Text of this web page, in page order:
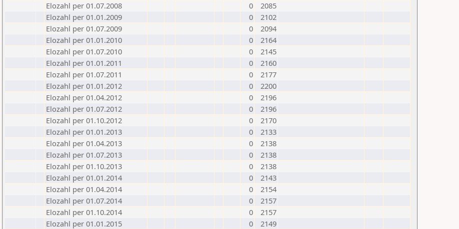
Elozahl per 01.07.2008
0
2085
Elozahl per 01.01.2009
0
2102
Elozahl per 01.07.2009
0
2094
Elozahl per 01.01.2010
0
2164
Elozahl per 01.07.2010
0
2145
Elozahl per 01.01.2011
0
2160
Elozahl per 01.07.2011
0
2177
Elozahl per 01.01.2012
0
2200
Elozahl per 01.04.2012
0
2196
Elozahl per 01.07.2012
0
2196
Elozahl per 01.10.2012
0
2170
Elozahl per 01.01.2013
0
2133
Elozahl per 01.04.2013
0
2138
Elozahl per 01.07.2013
0
2138
Elozahl per 01.10.2013
0
2138
Elozahl per 01.01.2014
0
2143
Elozahl per 01.04.2014
0
2154
Elozahl per 01.07.2014
0
2157
Elozahl per 01.10.2014
0
2157
Elozahl per 01.01.2015
0
2149